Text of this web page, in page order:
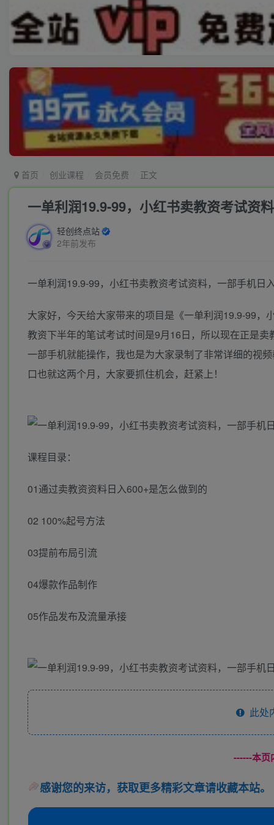
首页 创业课程 会员免费 正文
一单利润19.9-99，小红书卖教资考试资
轻创终点站
2年前发布
一单利润19.9-99，小红书卖教资考试资料，一部手机日
大家好，今天给大家带来的项目是《一单利润19.9-99
教资下半年的笔试考试时间是9月16日，所以现在正是
一部手机就能操作，我也是为大家录制了非常详细的视
口也就这两个月，大家要抓住机会，赶紧上！
课程目录：
01通过卖教资资料日入600+是怎么做到的
02 100%起号方法
03提前布局引流
04爆款作品制作
05作品发布及流量承接
此处
------本页
感谢您的来访，获取更多精彩文章请收藏本站。